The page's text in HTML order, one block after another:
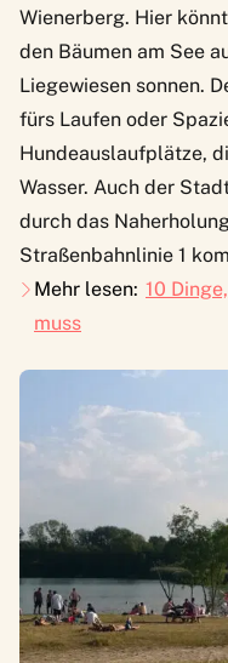
Wienerberg. Hier
den Bäumen am See
Liegewiesen sonnen.
fürs Laufen oder
Hundeauslaufplätze,
Wasser. Auch der
durch das
Straßenbahnlinie 1
Mehr lesen: 10
muss